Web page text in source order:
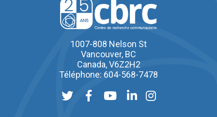
1007-808 Nelson St
Vancouver, BC
Canada, V6Z2H2
Téléphone: 604-568-7478